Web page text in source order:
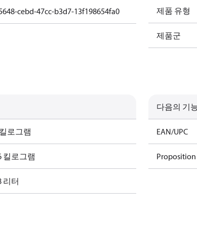
cebd-47cc-b3d7-13f198654fa0 제품 유형
제품군
로그램
킬로그램
리터
다음의 기
EAN/UPC
Proposition